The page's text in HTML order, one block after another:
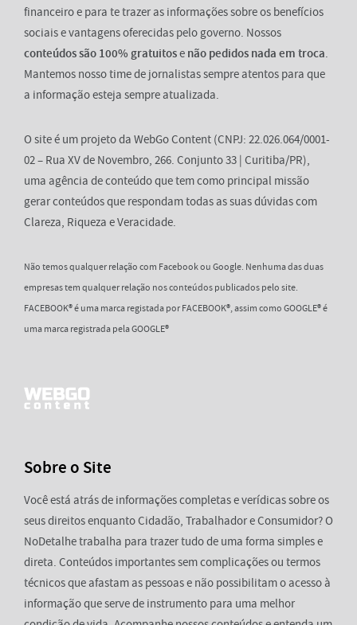
financeiro e para te trazer as informações sobre os benefícios
sociais e vantagens oferecidas pelo governo. Nossos
conteúdos são 100% gratuitose não pedidos nada em troca.
Mantemos nosso time de jornalistas sempre atentos para que
a informação esteja sempre atualizada.
O site é um projeto da WebGo Content (CNPJ: 22.026.064/0001-
02 – Rua XV de Novembro, 266. Conjunto 33 | Curitiba/PR),
uma agência de conteúdo que tem como principal missão
gerar conteúdos que respondam todas as suas dúvidas com
Clareza, Riqueza e Veracidade.
Não temos qualquer relação com Facebook ou Google. Nenhuma das duas
empresas tem qualquer relação nos conteúdos publicados pelo site.
FACEBOOK® é uma marca registada por FACEBOOK®, assim como GOOGLE® é
uma marca registrada pela GOOGLE®
Sobre o Site
Você está atrás de informações completas e verídicas sobre os
seus direitos enquanto Cidadão, Trabalhador e Consumidor? O
NoDetalhe trabalha para trazer tudo de uma forma simples e
direta. Conteúdos importantes sem complicações ou termos
técnicos que afastam as pessoas e não possibilitam o acesso à
informação que serve de instrumento para uma melhor